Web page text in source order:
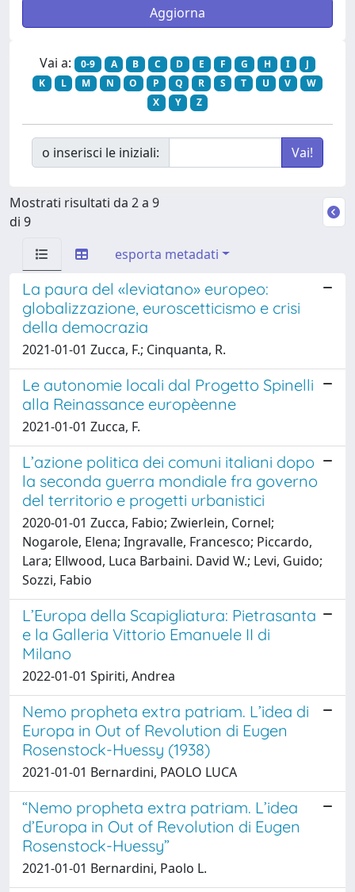
Vai a: 0-9 A B C D E F G H I
J
K
L M N O P Q R S T U V
W
X
Y Z
o inserisci le iniziali:
Mostrati risultati da 2 a 9
di 9
esporta metadati
La paura del «leviatano» europeo:
globalizzazione, euroscetticismo e crisi
della democrazia
2021-01-01 Zucca, F.; Cinquanta, R.
Le autonomie locali dal Progetto Spinelli
alla Reinassance europèenne
2021-01-01 Zucca, F.
L’azione politica dei comuni italiani dopo
la seconda guerra mondiale fra governo
del territorio e progetti urbanistici
2020-01-01 Zucca, Fabio; Zwierlein, Cornel;
Nogarole, Elena; Ingravalle, Francesco; Piccardo,
Lara; Ellwood, Luca Barbaini. David W.; Levi, Guido;
Sozzi, Fabio
L’Europa della Scapigliatura: Pietrasanta
e la Galleria Vittorio Emanuele II di
Milano
2022-01-01 Spiriti, Andrea
Nemo propheta extra patriam. L’idea di
Europa in Out of Revolution di Eugen
Rosenstock-Huessy (1938)
2021-01-01 Bernardini, PAOLO LUCA
“Nemo propheta extra patriam. L’idea
d’Europa in Out of Revolution di Eugen
Rosenstock-Huessy”
2021-01-01 Bernardini, Paolo L.